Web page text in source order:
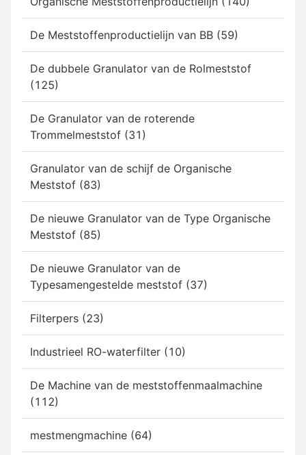
De Meststoffenproductielijn van BB (59)
De dubbele Granulator van de Rolmeststof
(125)
De Granulator van de roterende
Trommelmeststof (31)
Granulator van de schijf de Organische
Meststof (83)
De nieuwe Granulator van de Type Organische
Meststof (85)
De nieuwe Granulator van de
Typesamengestelde meststof (37)
Filterpers (23)
Industrieel RO-waterfilter (10)
De Machine van de meststoffenmaalmachine
(112)
mestmengmachine (64)